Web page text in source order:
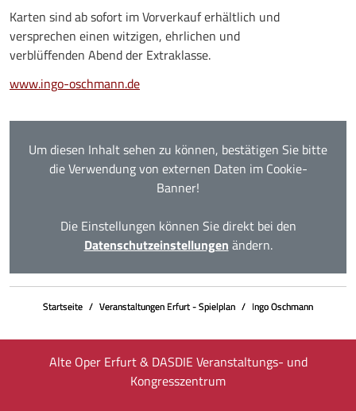
Um diesen Inhalt sehen zu können, bestätigen Sie bitte
die Verwendung von externen Daten im Cookie-
Banner!
Die Einstellungen können Sie direkt bei den
Datenschutzeinstellungen ändern.
Karten sind ab sofort im Vorverkauf erhältlich und
versprechen einen witzigen, ehrlichen und
verblüffenden Abend der Extraklasse.
www.ingo-oschmann.de
Startseite Veranstaltungen Erfurt - Spielplan Ingo Oschmann
Alte Oper Erfurt & DASDIE Veranstaltungs- und
Kongresszentrum